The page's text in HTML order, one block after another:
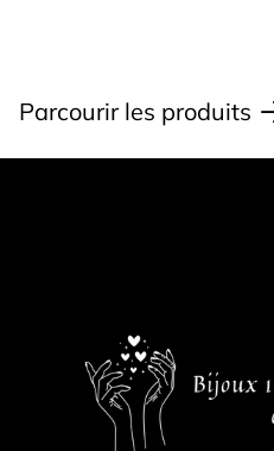
Parcourir les produits